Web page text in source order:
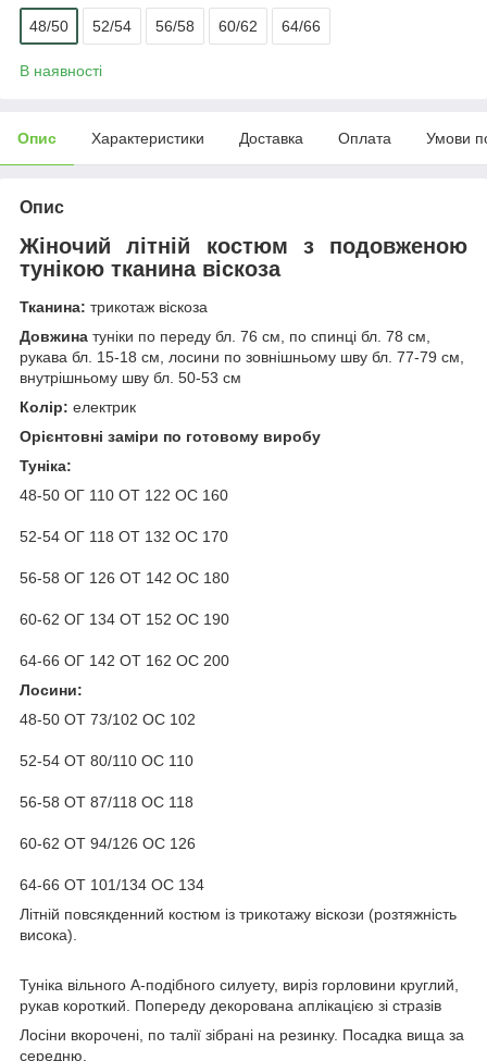
48/50 52/54 56/58 60/62 64/66
В наявності
Опис Характеристики Доставка Оплата Умови
Опис
Жіночий літній костюм з подовженою
тунікою тканина віскоза
Тканина: трикотаж віскоза
Довжина туніки по переду бл. 76 см, по спинці бл. 78 см,
рукава бл. 15-18 см, лосини по зовнішньому шву бл. 77-79 см,
внутрішньому шву бл. 50-53 см
Колір: електрик
Орієнтовні заміри по готовому виробу
Туніка:
48-50 ОГ 110 ОТ 122 ОС 160
52-54 ОГ 118 ОТ 132 ОС 170
56-58 ОГ 126 ОТ 142 ОС 180
60-62 ОГ 134 ОТ 152 ОС 190
64-66 ОГ 142 ОТ 162 ОС 200
Лосини:
48-50 ОТ 73/102 ОС 102
52-54 ОТ 80/110 ОС 110
56-58 ОТ 87/118 ОС 118
60-62 ОТ 94/126 ОС 126
64-66 ОТ 101/134 ОС 134
Літній повсякденний костюм із трикотажу віскози (розтяжність
висока).
Туніка вільного А-подібного силуету, виріз горловини круглий,
рукав короткий. Попереду декорована аплікацією зі стразів
Лосіни вкорочені, по талії зібрані на резинку. Посадка вища за
середню.